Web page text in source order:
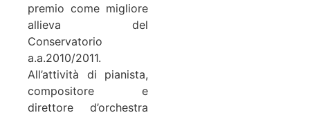
premio come migliore
allieva del
Conservatorio
a.a.2010/2011.
All’attività di pianista,
compositore e
direttore d’orchestra